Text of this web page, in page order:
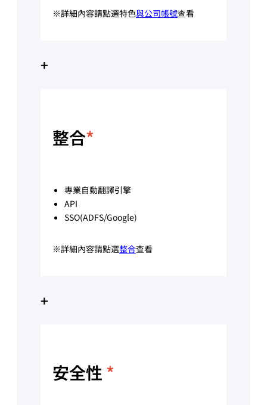
※詳細內容請點選特色與公司帳號查看
+
整合*
專業自動翻譯引擎
API
SSO(ADFS/Google)
※詳細內容請點選整合查看
+
安全性 *